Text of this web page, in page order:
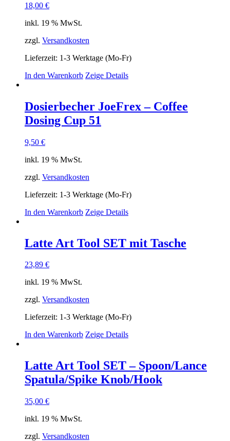
18,00 €
inkl. 19 % MwSt.
zzgl. Versandkosten
Lieferzeit: 1-3 Werktage (Mo-Fr)
In den Warenkorb Zeige Details
Dosierbecher JoeFrex – Coffee
Dosing Cup 51
9,50 €
inkl. 19 % MwSt.
zzgl. Versandkosten
Lieferzeit: 1-3 Werktage (Mo-Fr)
In den Warenkorb Zeige Details
Latte Art Tool SET mit Tasche
23,89 €
inkl. 19 % MwSt.
zzgl. Versandkosten
Lieferzeit: 1-3 Werktage (Mo-Fr)
In den Warenkorb Zeige Details
Latte Art Tool SET – Spoon/Lance
Spatula/Spike Knob/Hook
35,00 €
inkl. 19 % MwSt.
zzgl. Versandkosten